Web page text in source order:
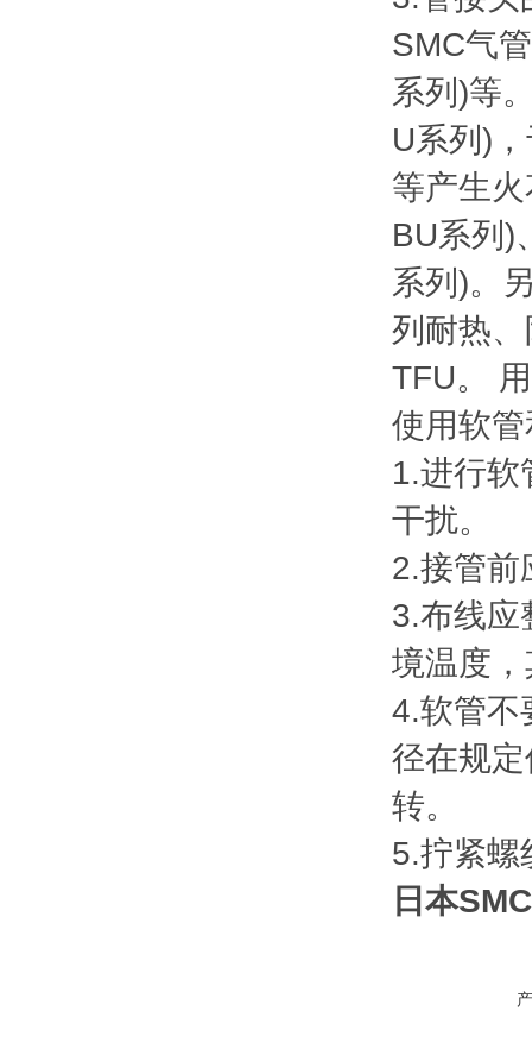
SMC气
系列)等
U系列)
等产生
BU系列)
系列)。
列耐热
TFU。
使用软
1.进行软
干扰。
2.接管前
3.布线应
境温度
4.软管不
径在规
转。
5.拧紧螺
日本